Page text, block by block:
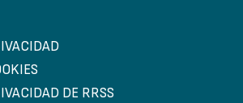
DE RRSS